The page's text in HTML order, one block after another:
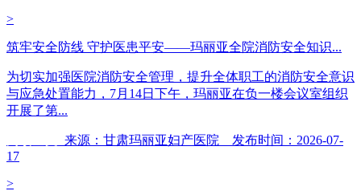
>
筑牢安全防线 守护医患平安——玛丽亚全院消防安全知识...
为切实加强医院消防安全管理，提升全体职工的消防安全意识
与应急处置能力，7月14日下午，玛丽亚在负一楼会议室组织
开展了第...
来源：甘肃玛丽亚妇产医院 发布时间：2026-07-
17
>